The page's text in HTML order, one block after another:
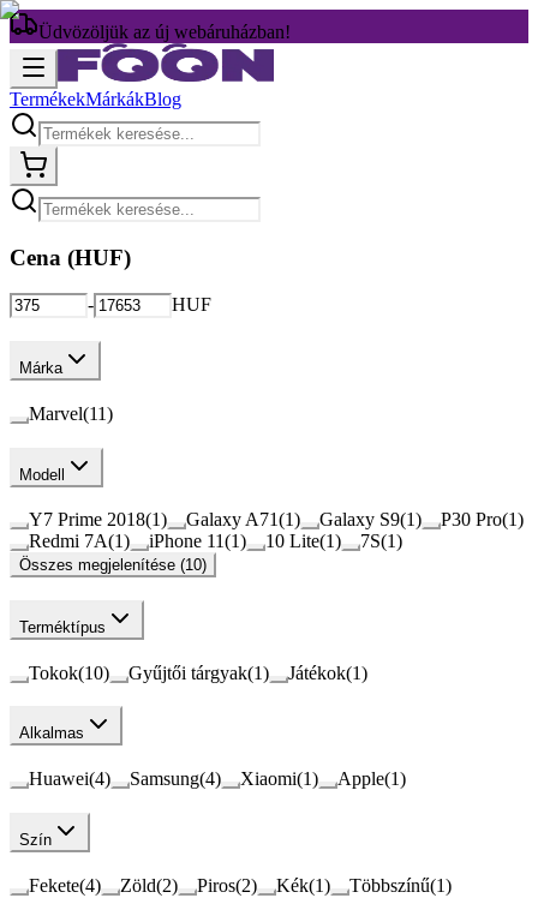
Üdvözöljük az új webáruházban!
TermékekMárkákBlog
Cena (HUF)
- HUF
Márka
Marvel(11)
Modell
Y7 Prime 2018(1) Galaxy A71(1) Galaxy S9(1) P30 Pro(1)
Redmi 7A(1) iPhone 11(1) 10 Lite(1) 7S(1)
Összes megjelenítése (10)
Terméktípus
Tokok(10) Gyűjtői tárgyak(1) Játékok(1)
Alkalmas
Huawei(4) Samsung(4) Xiaomi(1) Apple(1)
Szín
Fekete(4) Zöld(2) Piros(2) Kék(1) Többszínű(1)